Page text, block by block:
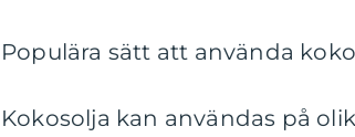
Populära sätt att använda
Kokosolja kan användas på